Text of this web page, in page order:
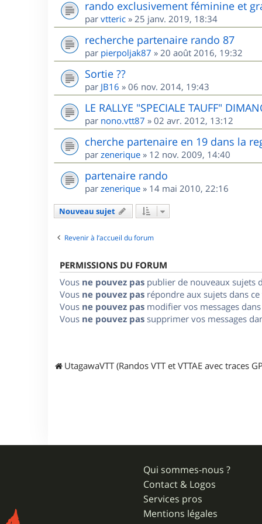
rando exclusivement féminine et
par vtteric » 25 janv. 2019, 18:34
recherche partenaire rando 87
par pierpoljak87 » 20 août 2016, 19:32
Sortie ??
par JB16 » 06 nov. 2014, 19:43
LE RALLYE "SPECIALE TAUFF"
par nono.vtt87 » 02 avr. 2012, 13:12
cherche partenaire en 19 dans la
par zenerique » 12 nov. 2009, 14:40
partenaire rando
par zenerique » 14 mai 2010, 22:16
Nouveau sujet
Revenir à l’accueil du forum
PERMISSIONS DU FORUM
Vous ne pouvez pas publier de nouveaux sujets
Vous ne pouvez pas répondre aux sujets dans
Vous ne pouvez pas modifier vos messages
Vous ne pouvez pas supprimer vos messages
UtagawaVTT (Randos VTT et VTTAE avec traces
Qui sommes-nous ?
Contact & Logos
Services pros
Mentions légales